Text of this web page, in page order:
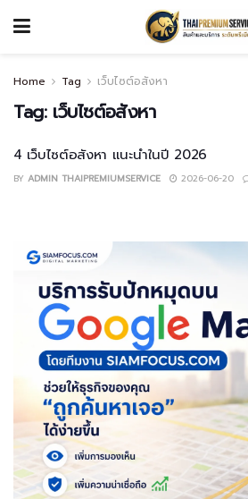
Home Tag เว็บไซต์อสังหา
Tag: เว็บไซต์อสังหา
4 เว็บไซต์อสังหา แนะนำในปี 2026
BY ADMIN THAIPREMIUMSERVICE 2026-06-20